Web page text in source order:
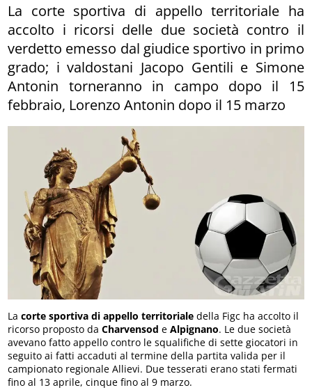
La corte sportiva di appello territoriale ha
accolto i ricorsi delle due società contro il
verdetto emesso dal giudice sportivo in primo
grado; i valdostani Jacopo Gentili e Simone
Antonin torneranno in campo dopo il 15
febbraio, Lorenzo Antonin dopo il 15 marzo
Lacorte sportiva di appello territoriale della Figc ha accolto il
ricorso proposto daCharvensod eAlpignano. Le due società
avevano fatto appello contro le squalifiche di sette giocatori in
seguito ai fatti accaduti al termine della partita valida per il
campionato regionale Allievi. Due tesserati erano stati fermati
fino al 13 aprile, cinque fino al 9 marzo.